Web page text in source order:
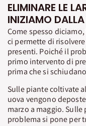
ELIMINARE LE
INIZIAMO DALLA
Come spesso
ci permette di
presenti. Poiché il
primo intervento di
prima che si
Sulle piante coltivate
uova vengono
marzo a maggio.
problema si pone per